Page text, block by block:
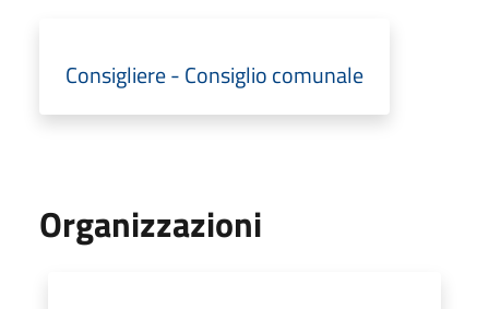
Consigliere - Consiglio comunale
Organizzazioni